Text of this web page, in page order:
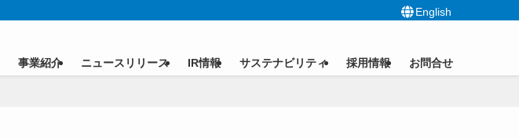
English
事業紹介 ニュースリリース IR情報 サステナビリティ 採用情報 お問合せ